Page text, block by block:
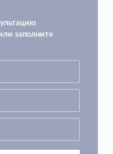
заполните